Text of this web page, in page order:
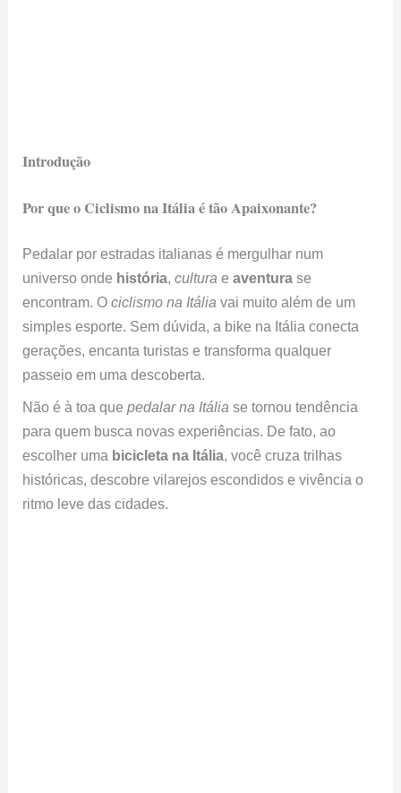
Introdução
Por que o Ciclismo na Itália é tão Apaixonante?
Pedalar por estradas italianas é mergulhar num
universo onde história,cultura eaventura se
encontram. Ociclismo na Itália vai muito além de um
simples esporte. Sem dúvida, a bike na Itália conecta
gerações, encanta turistas e transforma qualquer
passeio em uma descoberta.
Não é à toa quepedalar na Itália se tornou tendência
para quem busca novas experiências. De fato, ao
escolher uma bicicleta na Itália , você cruza trilhas
históricas, descobre vilarejos escondidos e vivência o
ritmo leve das cidades.